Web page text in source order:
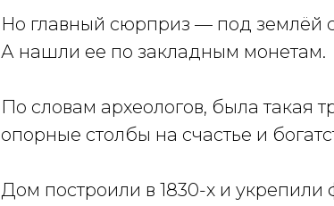
Но главный сюрприз — под землёй
А нашли ее по закладным монетам.
По словам археологов, была такая
опорные столбы на счастье и
Дом построили в 1830-х и укрепили